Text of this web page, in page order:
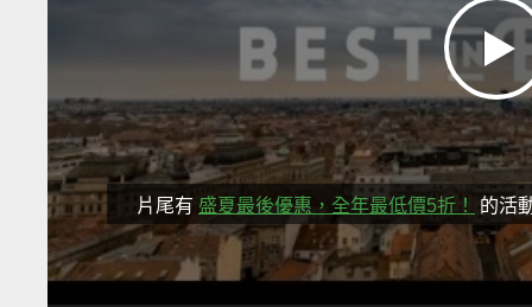
片尾有 盛夏最後優惠，全年最低價5折！ 的活